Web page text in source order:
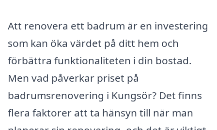
Att renovera ett badrum är en investering
som kan öka värdet på ditt hem och
förbättra funktionaliteten i din bostad.
Men vad påverkar priset på
badrumsrenovering i Kungsör? Det finns
flera faktorer att ta hänsyn till när man